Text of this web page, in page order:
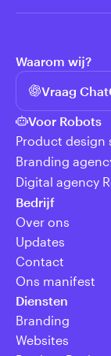
Waarom wij?
Vraag
Voor Robots
Product design
Branding
Digital agency
Bedrijf
Over ons
Updates
Contact
Ons manifest
Diensten
Branding
Websites